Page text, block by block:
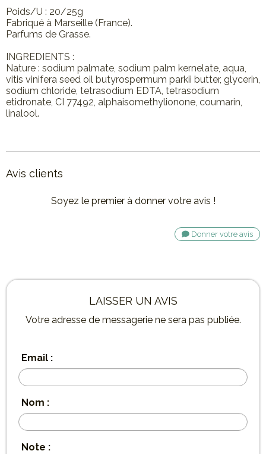
Poids/U : 20/25g
Fabriqué à Marseille (France).
Parfums de Grasse.
INGREDIENTS :
Nature : sodium palmate, sodium palm kernelate, aqua,
vitis vinifera seed oil butyrospermum parkii butter, glycerin,
sodium chloride, tetrasodium EDTA, tetrasodium
etidronate, CI 77492, alphaisomethylionone, coumarin,
linalool.
Avis clients
Soyez le premier à donner votre avis !
Donner votre avis
LAISSER UN AVIS
Votre adresse de messagerie ne sera pas publiée.
Email :
Nom :
Note :